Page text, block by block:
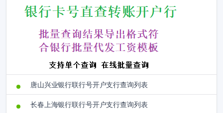
唐山兴业银行联行号开户支行查询列表
长春上海银行联行号开户支行查询列表